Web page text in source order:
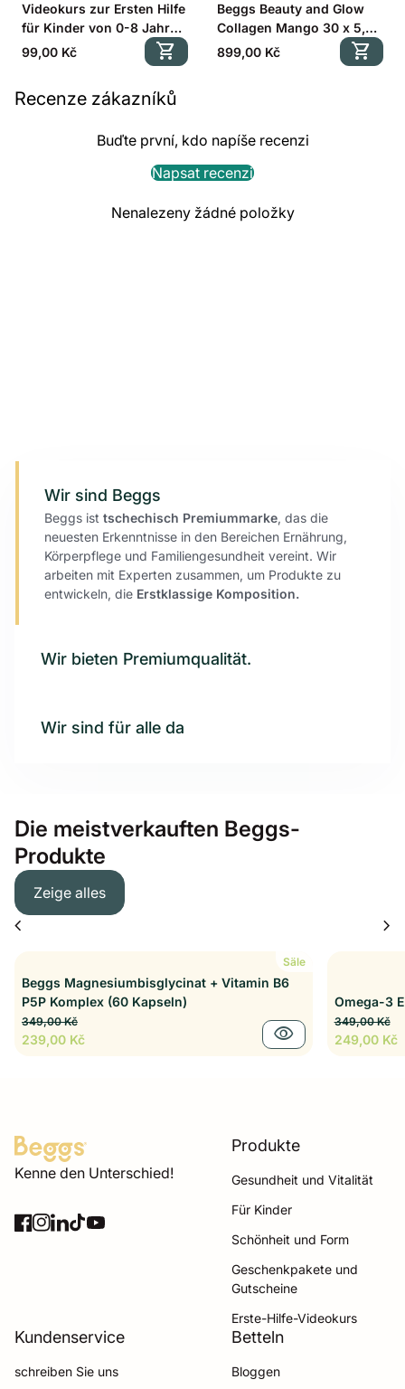
Videokurs zur Ersten Hilfe
für Kinder von 0-8 Jahren
mit MUDr. Marek Dvořák
Regulärer Preis
99,00 Kč shopping_cart
Beggs Beauty and Glow
Collagen Mango 30 x 5,7
g
Regulärer Preis
899,00 Kč shopping_cart
Recenze zákazníků
Buďte první, kdo napíše recenzi
Napsat recenzi
Nenalezeny žádné položky
Wir sind Beggs
Beggs ist tschechisch Premiummarke, das die
neuesten Erkenntnisse in den Bereichen Ernährung,
Körperpflege und Familiengesundheit vereint. Wir
arbeiten mit Experten zusammen, um Produkte zu
entwickeln, die Erstklassige Komposition.
Wir bieten Premiumqualität.
Wir sind für alle da
Die meistverkauften Beggs-
Produkte
chevron_left chevron_right
Zeige alles
Säle
Beggs Magnesiumbisglycinat + Vitamin B6
P5P Komplex (60 Kapseln)
Regulärer Preis
349,00 Kč
Verkaufspreis
239,00 Kč
visibility
Omega-3
Regulärer
349,00 Kč
249,00 Kč
Startseite
Kenne den Unterschied!
Facebook
(Link öffnet in neuem Tab/Fenster)
Instagram
(Link öffnet in neuem Tab/Fenster)
LinkedIn
(Link öffnet in neuem Tab/Fenster)
TikTok
(Link öffnet in neuem Tab/Fenster)
YouTube
(Link öffnet in neuem Tab/Fenster)
Produkte
Gesundheit und Vitalität
Für Kinder
Schönheit und Form
Geschenkpakete und
Gutscheine
Erste-Hilfe-Videokurs
Kundenservice
schreiben Sie uns
Betteln
Bloggen